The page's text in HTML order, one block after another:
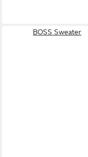
BOSS Sweater